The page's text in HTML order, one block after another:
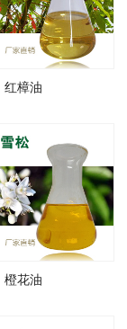
红樟油
橙花油